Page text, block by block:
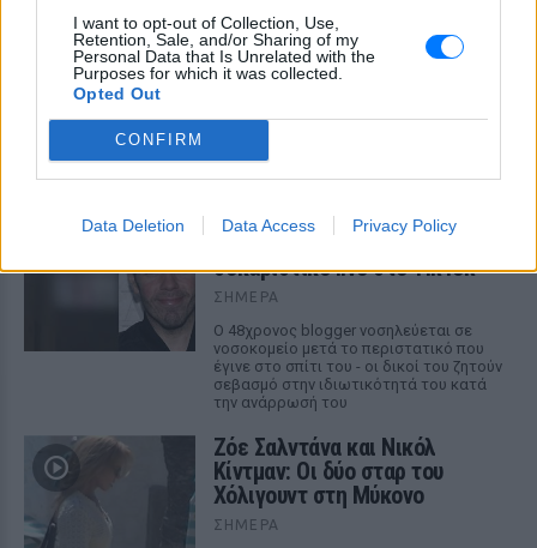
I want to opt-out of Collection, Use,
Retention, Sale, and/or Sharing of my
Personal Data that Is Unrelated with the
Purposes for which it was collected.
Opted Out
CONFIRM
Data Deletion Data Access Privacy Policy
Νεαρή γυναίκα από την Αιθιοπία έγινε viral με
τη φυσική ομορφιά της, δείτε την
εντυπωσιακή μεταμόρφωσή της
Μετά την αυθόρμητη φωτογραφία που την έκανε γνωστή, η
Ελίζαμπεθ Ντέστα εντυπωσίασε ξανά με μια λαμπερή
μεταμόρφωση
Πέρεζ Χίλτον: Τι λέει η
οικογένειά του μετά το
σοκαριστικό live στο TikTok
ΣΉΜΕΡΑ
Ο 48χρονος blogger νοσηλεύεται σε
νοσοκομείο μετά το περιστατικό που
έγινε στο σπίτι του - οι δικοί του ζητούν
σεβασμό στην ιδιωτικότητά του κατά
την ανάρρωσή του
Ζόε Σαλντάνα και Νικόλ
Κίντμαν: Οι δύο σταρ του
Χόλιγουντ στη Μύκονο
ΣΉΜΕΡΑ